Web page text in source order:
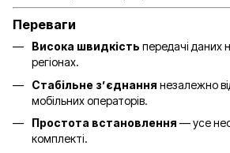
Переваги
Висока швидкість передачі даних
регіонах.
Стабільне з’єднання незалежно
мобільних операторів.
Простота встановлення — усе
комплекті.